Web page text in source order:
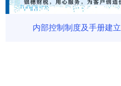
内部控制制度及手册建立